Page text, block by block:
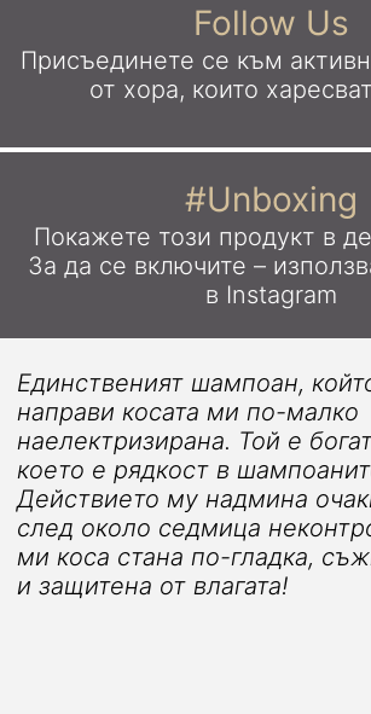
Follow Us
Присъединете се към
от хора, които
#Unboxing
Покажете този продукт в
За да се включите –
в Instagram
Единственият шампоан,
направи косата ми по-малко
наелектризирана. Той е
което е рядкост в
Действието му надмина
след около седмица
ми коса стана по-гладка,
и защитена от влагата!